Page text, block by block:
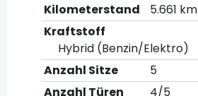
Kilometerstand
5.661 km
Kraftstoff
Hybrid (Benzin/Elektro)
Anzahl Sitze
5
Anzahl Türen
4/5